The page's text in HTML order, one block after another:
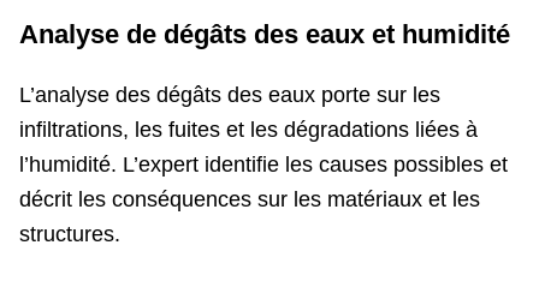
Analyse de dégâts des eaux et humidité
L’analyse des dégâts des eaux porte sur les
infiltrations, les fuites et les dégradations liées à
l’humidité. L’expert identifie les causes possibles et
décrit les conséquences sur les matériaux et les
structures.